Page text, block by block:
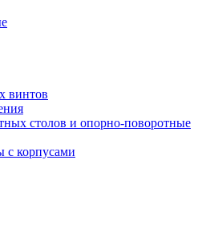
винтов
столов и опорно-поворотные
корпусами